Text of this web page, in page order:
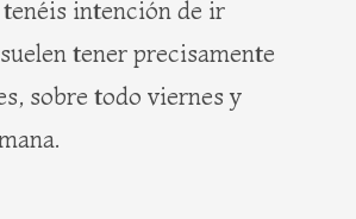
intención de ir
tener precisamente
sobre todo viernes y